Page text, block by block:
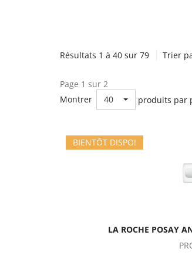
Résultats 1 à 40 sur 79 Trier
Page 1 sur 2
Montrer
40 produits par
BIENTÔT DISPO!
LA ROCHE POSAY